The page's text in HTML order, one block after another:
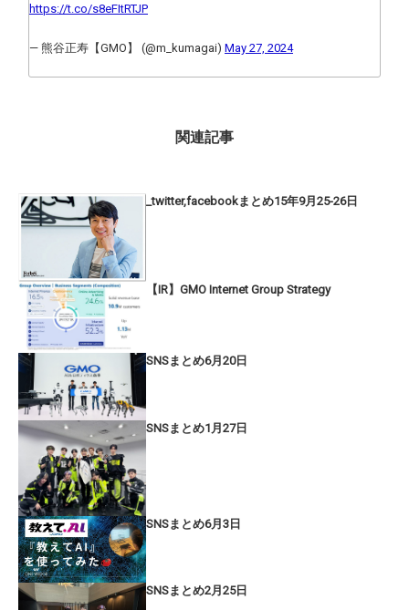
https://t.co/s8eFItRTJP
— 熊谷正寿【GMO】 (@m_kumagai) May 27, 2024
関連記事
_twitter,facebookまとめ15年9月25-26日
【IR】GMO Internet Group Strategy
SNSまとめ6月20日
SNSまとめ1月27日
SNSまとめ6月3日
SNSまとめ2月25日